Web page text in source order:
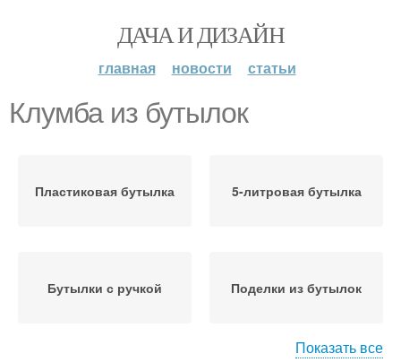
ДАЧА И ДИЗАЙН
главная новости статьи
Клумба из бутылок
Пластиковая бутылка 5-литровая бутылка
Бутылки с ручкой Поделки из бутылок
Показать все